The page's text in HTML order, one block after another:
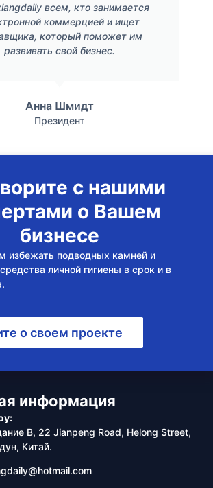
всем, кто занимается
коммерцией и ищет
который поможет им
развивать свой бизнес.
Анна Шмидт
Президент
с нашими
о Вашем
бизнесе
подводных камней и
личной гигиены в срок и в
о своем проекте
информация
B, 22 Jianpeng Road, Helong Street,
Китай.